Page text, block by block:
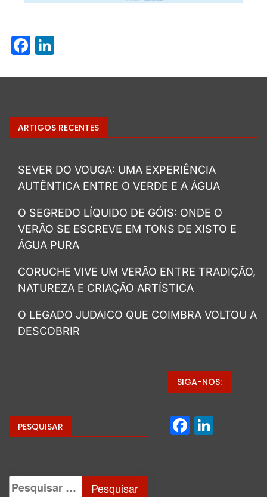
Facebook
ARTIGOS RECENTES
SEVER DO VOUGA: UMA EXPERIÊNCIA
AUTÊNTICA ENTRE O VERDE E A ÁGUA
O SEGREDO LÍQUIDO DE GÓIS: ONDE O
VERÃO SE ESCREVE EM TONS DE XISTO E
ÁGUA PURA
CORUCHE VIVE UM VERÃO ENTRE TRADIÇÃO,
NATUREZA E CRIAÇÃO ARTÍSTICA
O LEGADO JUDAICO QUE COIMBRA VOLTOU A
DESCOBRIR
PESQUISAR
SIGA-NOS: